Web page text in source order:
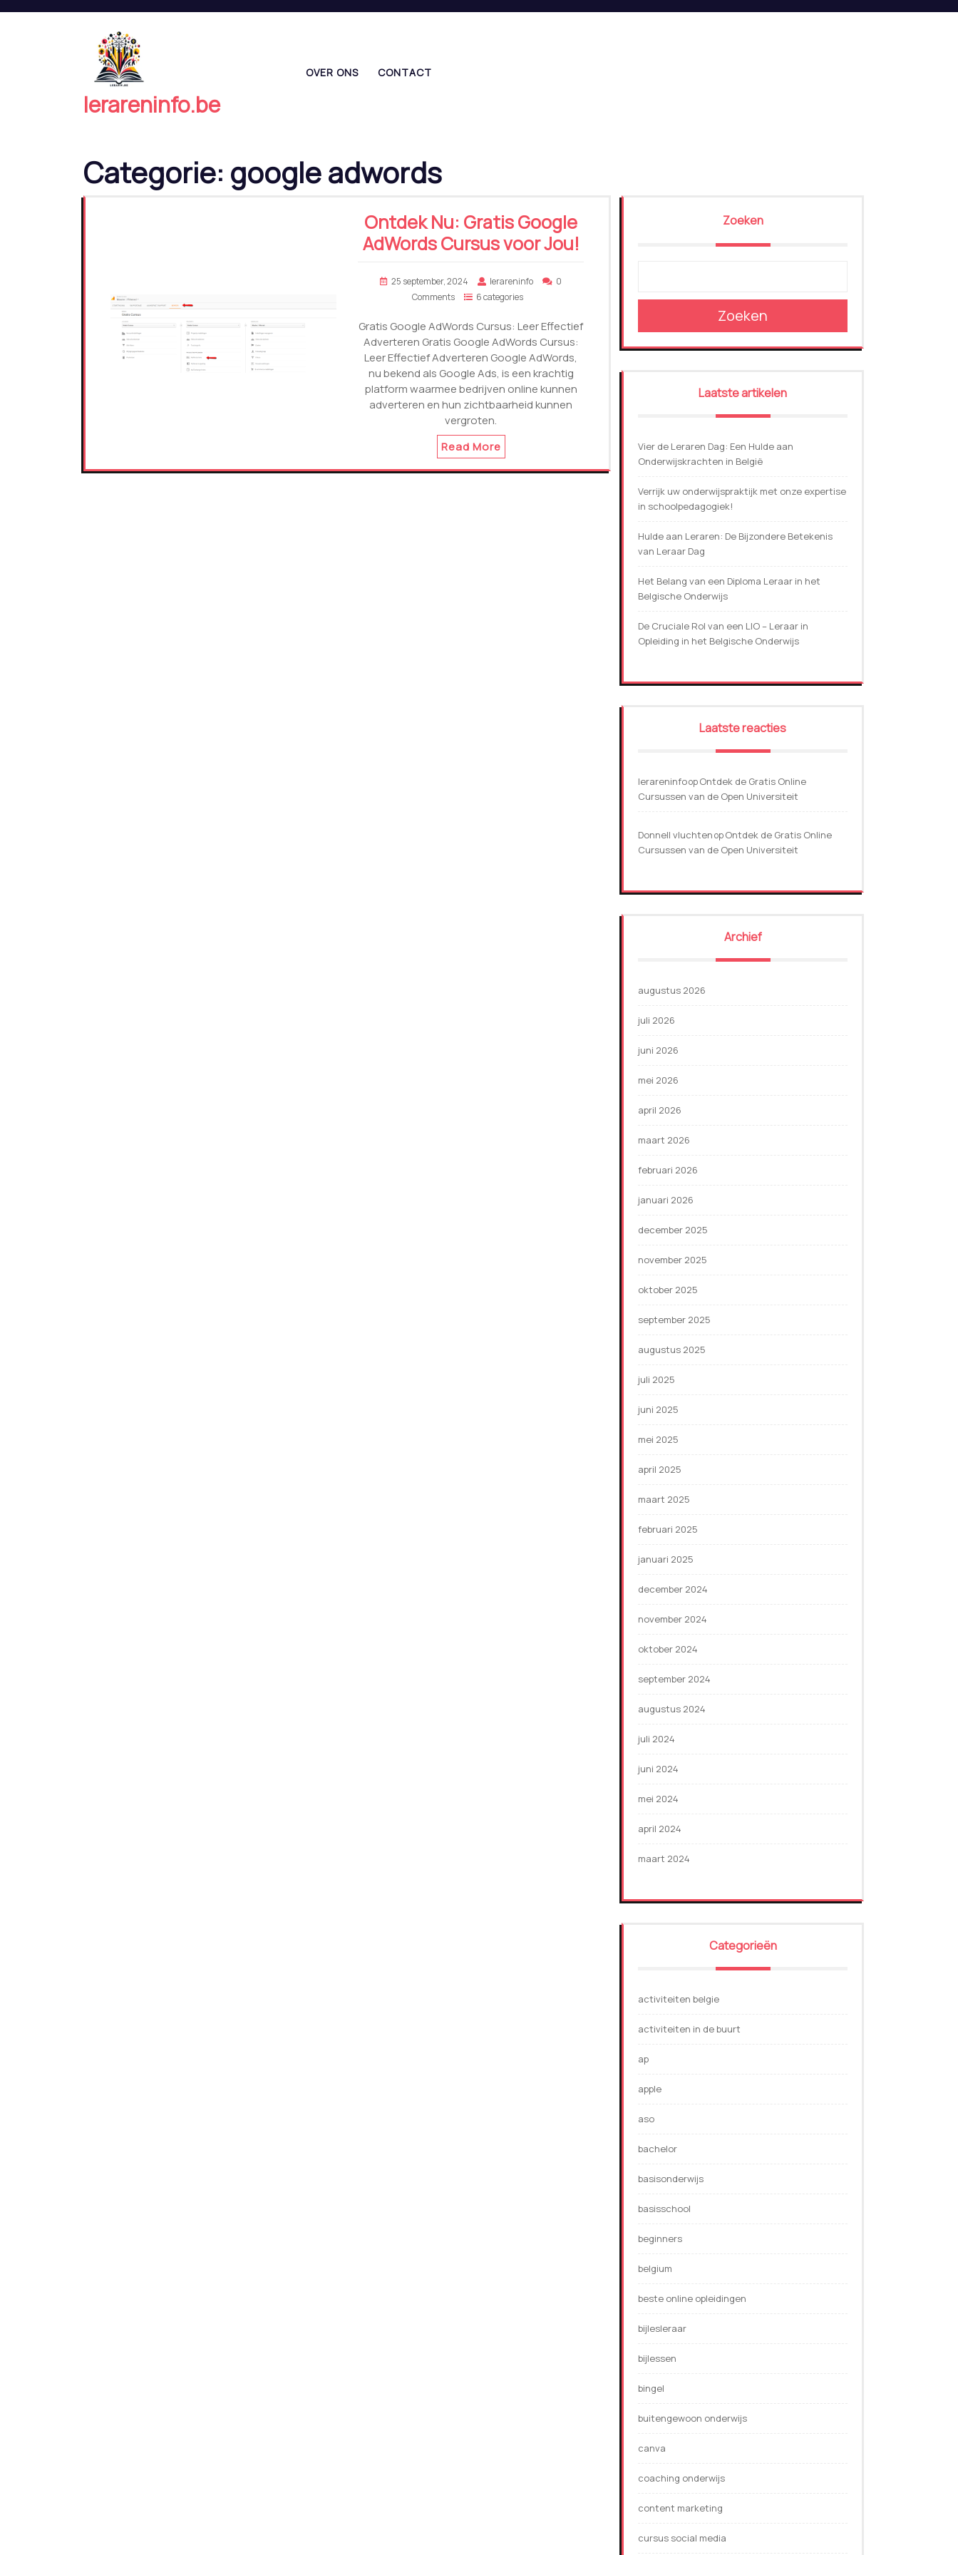
lerareninfo.be
OVER ONS CONTACT
Categorie: google adwords
Ontdek Nu: Gratis Google
AdWords Cursus voor Jou!
25 september, 2024 lerareninfo
0
Comments
6 categories
Gratis Google AdWords Cursus: Leer Effectief
Adverteren Gratis Google AdWords Cursus:
Leer Effectief Adverteren Google AdWords,
nu bekend als Google Ads, is een krachtig
platform waarmee bedrijven online kunnen
adverteren en hun zichtbaarheid kunnen
vergroten.
Read More
Zoeken
Zoeken
Laatste artikelen
Vier de Leraren Dag: Een Hulde aan
Onderwijskrachten in België
Verrijk uw onderwijspraktijk met onze expertise
in schoolpedagogiek!
Hulde aan Leraren: De Bijzondere Betekenis
van Leraar Dag
Het Belang van een Diploma Leraar in het
Belgische Onderwijs
De Cruciale Rol van een LIO – Leraar in
Opleiding in het Belgische Onderwijs
Laatste reacties
lerareninfoopOntdek de Gratis Online
Cursussen van de Open Universiteit
Donnell vluchtenopOntdek de Gratis Online
Cursussen van de Open Universiteit
Archief
augustus 2026
juli 2026
juni 2026
mei 2026
april 2026
maart 2026
februari 2026
januari 2026
december 2025
november 2025
oktober 2025
september 2025
augustus 2025
juli 2025
juni 2025
mei 2025
april 2025
maart 2025
februari 2025
januari 2025
december 2024
november 2024
oktober 2024
september 2024
augustus 2024
juli 2024
juni 2024
mei 2024
april 2024
maart 2024
Categorieën
activiteiten belgie
activiteiten in de buurt
ap
apple
aso
bachelor
basisonderwijs
basisschool
beginners
belgium
beste online opleidingen
bijlesleraar
bijlessen
bingel
buitengewoon onderwijs
canva
coaching onderwijs
content marketing
cursus social media